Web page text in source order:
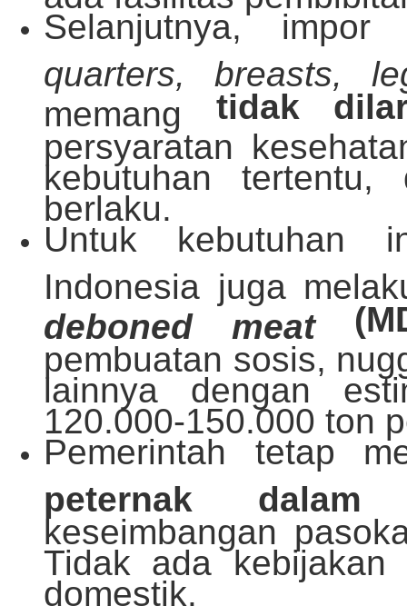
Selanjutnya,
quarters, breasts,
memang tidak
persyaratan
kebutuhan
berlaku.
Untuk kebutuhan
Indonesia juga
deboned meat
pembuatan sosis,
lainnya dengan
120.000-150.000 ton
Pemerintah tetap
peternak
keseimbangan
Tidak ada kebijakan
domestik.